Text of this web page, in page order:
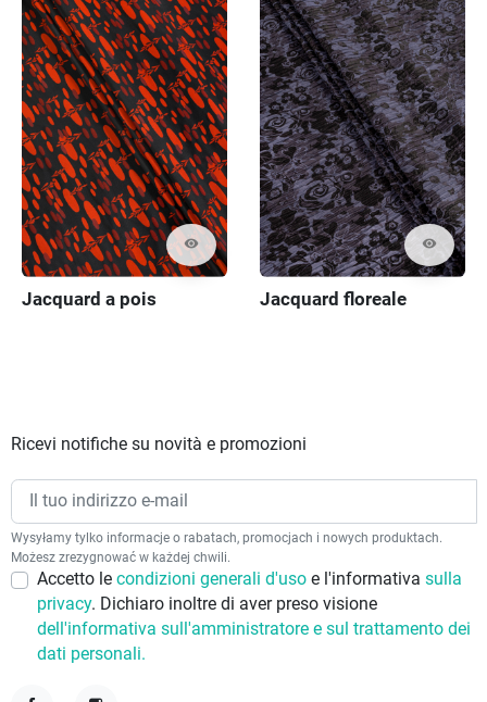
visibility
Jacquard a pois
visibility
Jacquard floreale
Ricevi notifiche su novità e promozioni
Wysyłamy tylko informacje o rabatach, promocjach i nowych produktach.
Możesz zrezygnować w każdej chwili.
Accetto le condizioni generali d'uso e l'informativa sulla
privacy. Dichiaro inoltre di aver preso visione
dell'informativa sull'amministratore e sul trattamento dei
dati personali.